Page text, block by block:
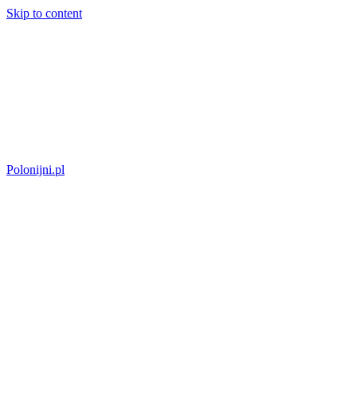
Skip to content
Polonijni.pl